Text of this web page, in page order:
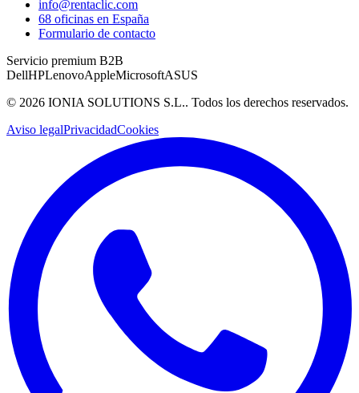
info@rentaclic.com
68 oficinas en España
Formulario de contacto
Servicio premium B2B
DellHPLenovoAppleMicrosoftASUS
© 2026 IONIA SOLUTIONS S.L.. Todos los derechos reservados.
Aviso legalPrivacidadCookies